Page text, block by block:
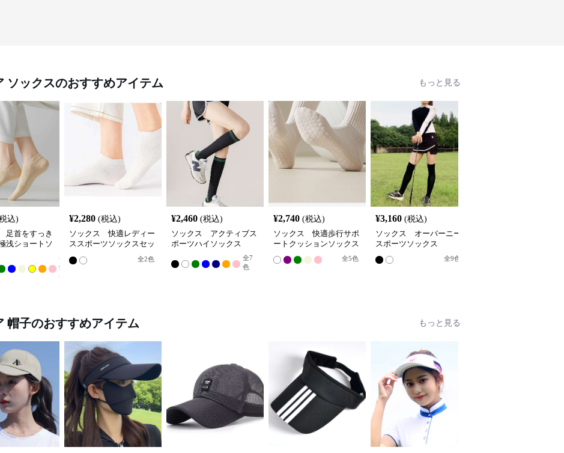
ソックスのおすすめアイテム もっと見る
込)
足首をすっき
浅ショートソ
全
9
色
¥2,280 (税込)
ソックス 快適レディー
ススポーツソックスセッ
全2色
¥2,460 (税込)
ソックス アクティブス
ポーツハイソックス
全7
色
¥2,740 (税込)
ソックス 快適歩行サポ
ートクッションソックス
全5色
¥3,160 (税込)
ソックス オーバーニー
スポーツソックス
全9色
帽子のおすすめアイテム もっと見る